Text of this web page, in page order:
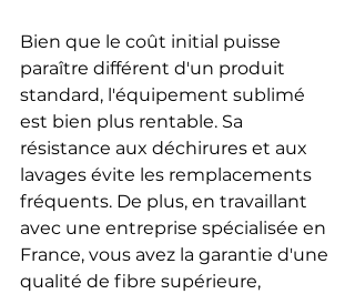
Bien que le coût initial puisse
paraître différent d'un produit
standard, l'équipement sublimé
est bien plus rentable. Sa
résistance aux déchirures et aux
lavages évite les remplacements
fréquents. De plus, en travaillant
avec une entreprise spécialisée en
France, vous avez la garantie d'une
qualité de fibre supérieure,